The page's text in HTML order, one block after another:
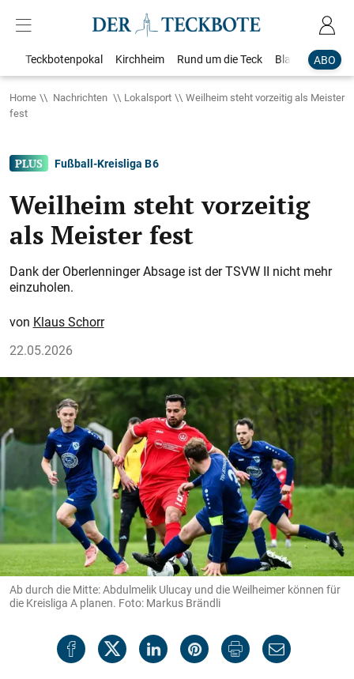
ABO
Teckbotenpokal Kirchheim Rund um die Teck Blaulicht
Home Nachrichten Lokalsport
Weilheim steht vorzeitig als Meister
fest
Fußball-Kreisliga B 6
Weilheim steht vorzeitig
als Meister fest
Dank der Oberlenninger Absage ist der TSVW II nicht mehr
einzuholen.
Klaus Schorr
22.05.2026
Ab durch die Mitte: Abdulmelik Ulucay und die Weilheimer können für
die Kreisliga A planen. Foto: Markus Brändli